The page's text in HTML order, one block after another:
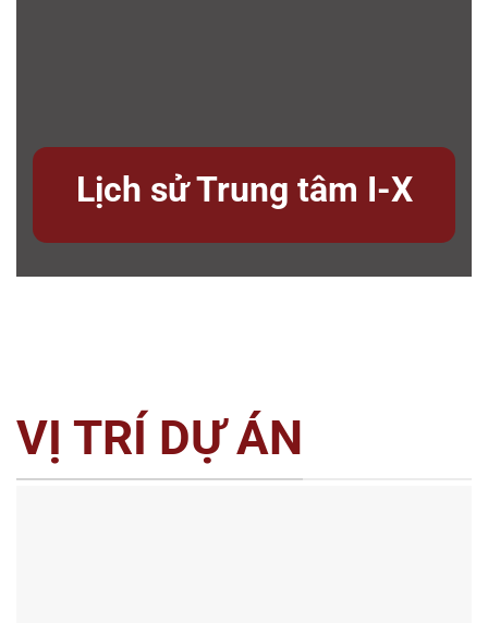
Lịch sử Trung tâm I-X
VỊ TRÍ DỰ ÁN